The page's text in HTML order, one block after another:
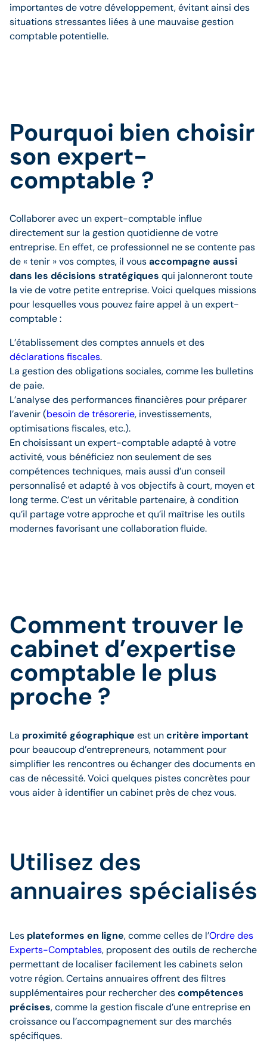
importantes de votre développement, évitant ainsi des
situations stressantes liées à une mauvaise gestion
comptable potentielle.
Pourquoi bien choisir
son expert-
comptable ?
Collaborer avec un expert-comptable influe
directement sur la gestion quotidienne de votre
entreprise. En effet, ce professionnel ne se contente pas
de « tenir » vos comptes, il vousaccompagne aussi
dans les décisions stratégiques qui jalonneront toute
la vie de votre petite entreprise. Voici quelques missions
pour lesquelles vous pouvez faire appel à un expert-
comptable :
L’établissement des comptes annuels et des
déclarations fiscales.
La gestion des obligations sociales, comme les bulletins
de paie.
L’analyse des performances financières pour préparer
l’avenir (besoin de trésorerie, investissements,
optimisations fiscales, etc.).
En choisissant un expert-comptable adapté à votre
activité, vous bénéficiez non seulement de ses
compétences techniques, mais aussi d’un conseil
personnalisé et adapté à vos objectifs à court, moyen et
long terme. C’est un véritable partenaire, à condition
qu’il partage votre approche et qu’il maîtrise les outils
modernes favorisant une collaboration fluide.
Comment trouver le
cabinet d’expertise
comptable le plus
proche ?
La proximité géographique est uncritère important
pour beaucoup d’entrepreneurs, notamment pour
simplifier les rencontres ou échanger des documents en
cas de nécessité. Voici quelques pistes concrètes pour
vous aider à identifier un cabinet près de chez vous.
Utilisez des
annuaires spécialisés
Les plateformes en ligne, comme celles de l’Ordre des
Experts-Comptables, proposent des outils de recherche
permettant de localiser facilement les cabinets selon
votre région. Certains annuaires offrent des filtres
supplémentaires pour rechercher descompétences
précises, comme la gestion fiscale d’une entreprise en
croissance ou l’accompagnement sur des marchés
spécifiques.